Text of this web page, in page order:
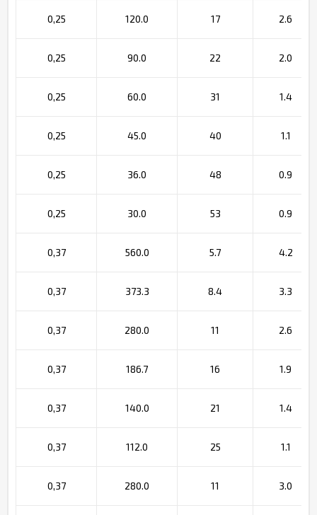
0,25 120.0 17 2.6
0,25 90.0 22 2.0
0,25 60.0 31 1.4
0,25 45.0 40 1.1
0,25 36.0 48 0.9
0,25 30.0 53 0.9
0,37 560.0 5.7 4.2
0,37 373.3 8.4 3.3
0,37 280.0 11 2.6
0,37 186.7 16 1.9
0,37 140.0 21 1.4
0,37 112.0 25 1.1
0,37 280.0 11 3.0